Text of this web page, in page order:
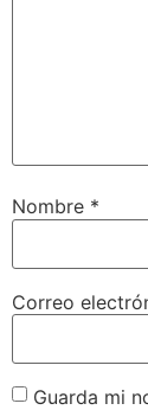
Nombre *
Correo
Guarda mi